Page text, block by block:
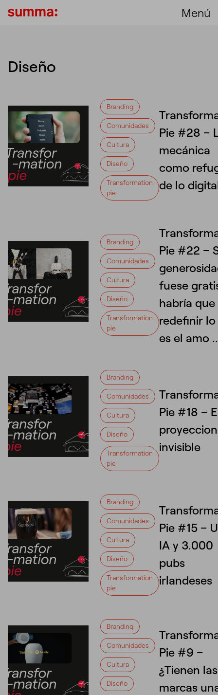
Menú
Diseño
Branding
Comunidades
Cultura
Diseño
Transformation
pie
Pie #28 –
mecánica
como
de lo
Branding
Comunidades
Cultura
Diseño
Transformation
pie
Pie #22 –
fuese
habría que
redefinir
es el amo
Branding
Comunidades
Cultura
Diseño
Transformation
pie
Pie #18 –
invisible
Branding
Comunidades
Cultura
Diseño
Transformation
pie
Pie #15 –
IA y 3.000
pubs
irlandeses
Branding
Comunidades
Cultura
Diseño
Pie #9 –
¿Tienen las
marcas